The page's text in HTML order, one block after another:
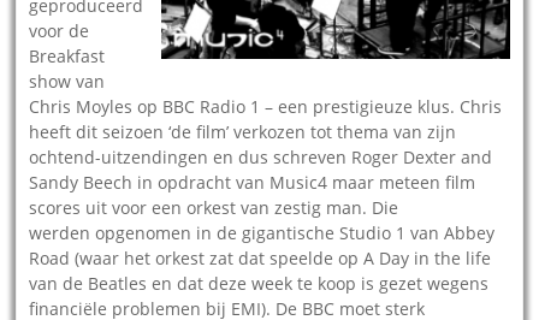
geproduceerd
voor de
Breakfast
show van
Chris Moyles op BBC Radio 1 – een prestigieuze klus. Chris
heeft dit seizoen ‘de film’ verkozen tot thema van zijn
ochtend-uitzendingen en dus schreven Roger Dexter and
Sandy Beech in opdracht van Music4 maar meteen film
scores uit voor een orkest van zestig man. Die
werden opgenomen in de gigantische Studio 1 van Abbey
Road (waar het orkest zat dat speelde op A Day in the life
van de Beatles en dat deze week te koop is gezet wegens
financiële problemen bij EMI). De BBC moet sterk